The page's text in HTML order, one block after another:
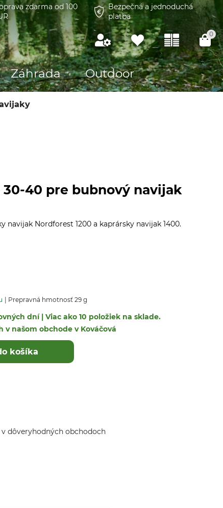
zdarma od 100
Bezpečná a jednoduchá
platba
0
Záhrada Outdoor
40 pre bubnový navijak
navijak Nordforest 1200 a kaprársky navijak 1400.
Prepravná hmotnosť 29 g
dní | Viac ako 10 položiek na sklade.
v našom obchode v Kováčová
košíka
dôveryhodných obchodoch